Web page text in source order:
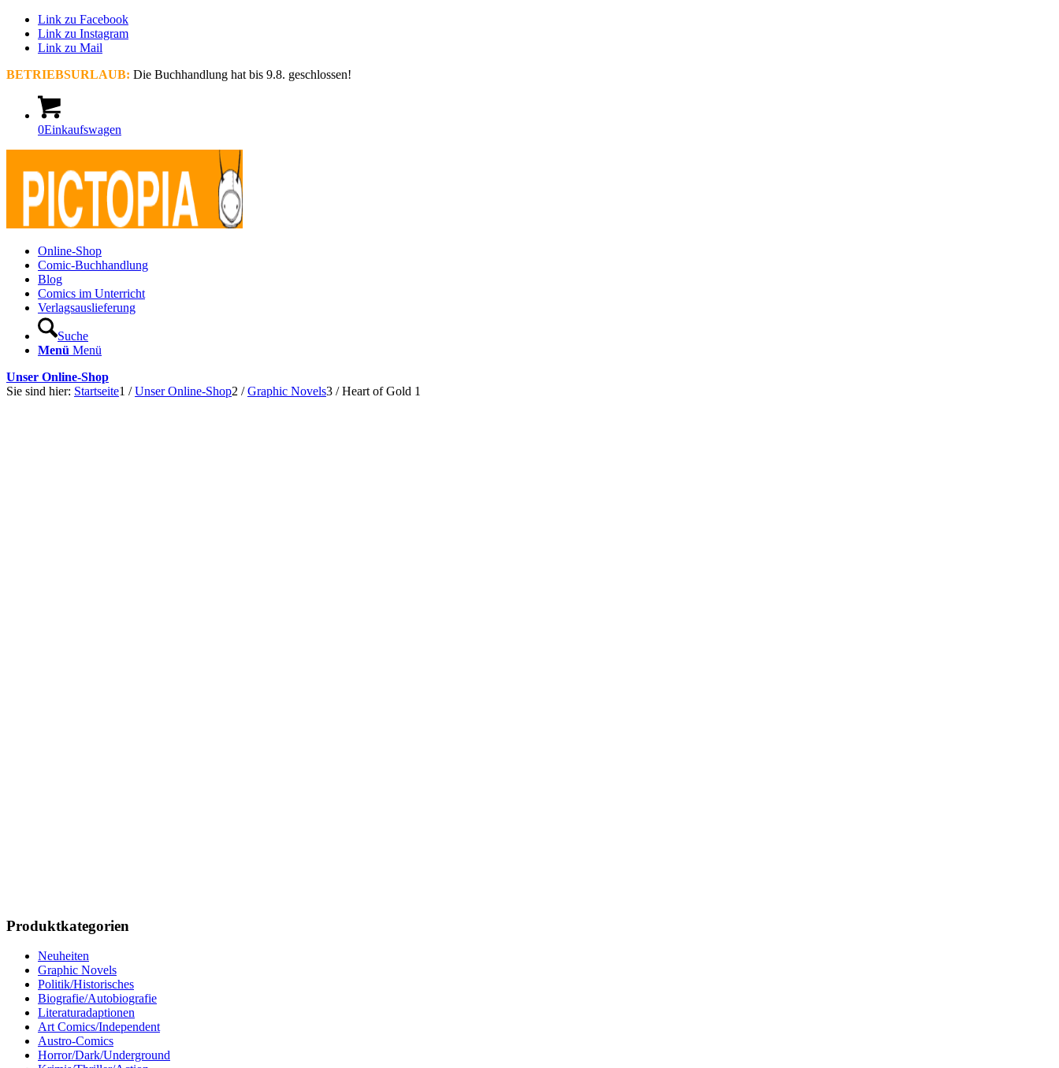
Link zu Facebook
Link zu Instagram
Link zu Mail
BETRIEBSURLAUB: Die Buchhandlung hat bis 9.8. geschlossen!
0Einkaufswagen
Online-Shop
Comic-Buchhandlung
Blog
Comics im Unterricht
Verlagsauslieferung
Suche
Menü Menü
Unser Online-Shop
Sie sind hier: Startseite1 / Unser Online-Shop2 / Graphic Novels3 / Heart of Gold 1
Produktkategorien
Neuheiten
Graphic Novels
Politik/Historisches
Biografie/Autobiografie
Literaturadaptionen
Art Comics/Independent
Austro-Comics
Horror/Dark/Underground